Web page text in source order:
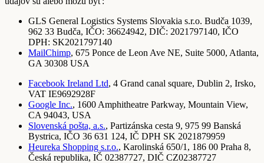
GLS General Logistics Systems Slovakia s.r.o. Budča 1039,
962 33 Budča, IČO: 36624942, DIČ: 2021797140, IČO
DPH: SK2021797140
MailChimp, 675 Ponce de Leon Ave NE, Suite 5000, Atlanta,
GA 30308 USA
Facebook Ireland Ltd, 4 Grand canal square, Dublin 2, Irsko,
VAT IE9692928F
Google Inc., 1600 Amphitheatre Parkway, Mountain View,
CA 94043, USA
Slovenská pošta, a.s., Partizánska cesta 9, 975 99 Banská
Bystrica, IČO 36 631 124, IČ DPH SK 2021879959
Heureka Shopping s.r.o., Karolinská 650/1, 186 00 Praha 8,
Česká republika, IČ 02387727, DIČ CZ02387727